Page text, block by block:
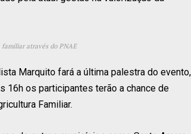
através do PNAE
Marquito fará a última palestra do evento,
16h os participantes terão a chance de
Familiar.